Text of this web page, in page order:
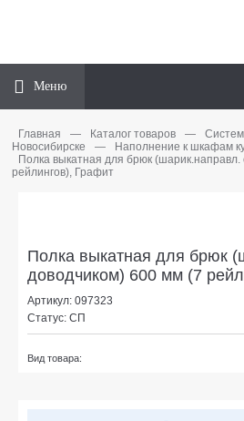
Меню
Главная — Каталог товаров —
Новосибирске
— Наполнение к шкафам
Полка выкатная для брюк
рейлингов), Графит
Полка выкатная для брюк
доводчиком) 600 мм (7
Артикул: 097323
Статус: СП
Вид товара: